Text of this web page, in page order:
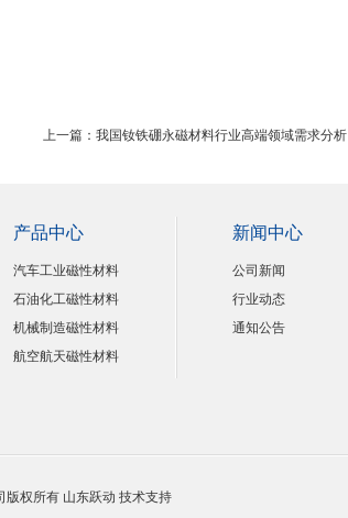
上一篇： 我国钕铁硼永磁材料行业高端领域需求分析
产品中心
汽车工业磁性材料
石油化工磁性材料
机械制造磁性材料
航空航天磁性材料
新闻中心
公司新闻
行业动态
通知公告
版权所有 山东跃动 技术支持